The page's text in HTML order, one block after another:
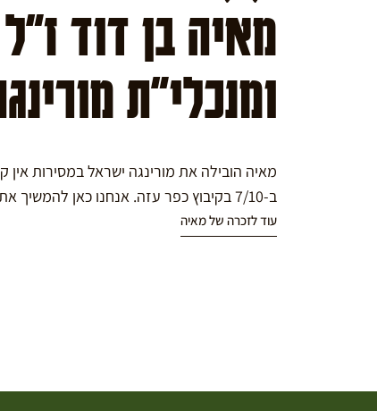
מאיה בן דוד
ומנכלי"ת
מאיה הובילה את מורינגה ישראל במסירות
ב-7/10 בקיבוץ כפר עזה. אנחנו כאן להמשיך את דרכה במורינגה.
עוד לזכרה של מאיה